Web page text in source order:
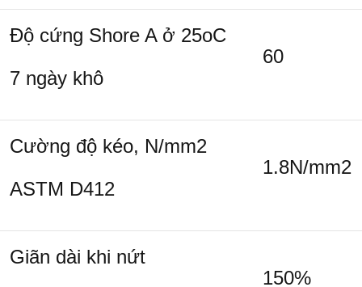
Độ cứng Shore A ở 25oC
7 ngày khô
60
Cường độ kéo, N/mm2
ASTM D412
1.8N/mm2
Giãn dài khi nứt
150%